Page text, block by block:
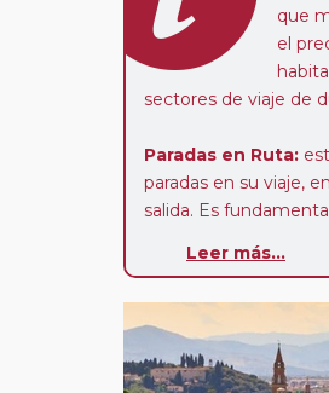
que
el
sectores de viaje de
Paradas en Ruta:
paradas en su viaje,
salida. Es
realiza para tomar
Pasajero Club:
este
con nosotros en los
realiza tras rellenar
Leer más...